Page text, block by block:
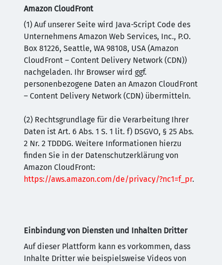
Amazon CloudFront
(1) Auf unserer Seite wird Java-Script Code des
Unternehmens Amazon Web Services, Inc., P.O.
Box 81226, Seattle, WA 98108, USA (Amazon
CloudFront – Content Delivery Network (CDN))
nachgeladen. Ihr Browser wird ggf.
personenbezogene Daten an Amazon CloudFront
– Content Delivery Network (CDN) übermitteln.
(2) Rechtsgrundlage für die Verarbeitung Ihrer
Daten ist Art. 6 Abs. 1 S. 1 lit. f) DSGVO, § 25 Abs.
2 Nr. 2 TDDDG. Weitere Informationen hierzu
finden Sie in der Datenschutzerklärung von
Amazon CloudFront:
https://aws.amazon.com/de/privacy/?nc1=f_pr.
Einbindung von Diensten und Inhalten Dritter
Auf dieser Plattform kann es vorkommen, dass
Inhalte Dritter wie beispielsweise Videos von